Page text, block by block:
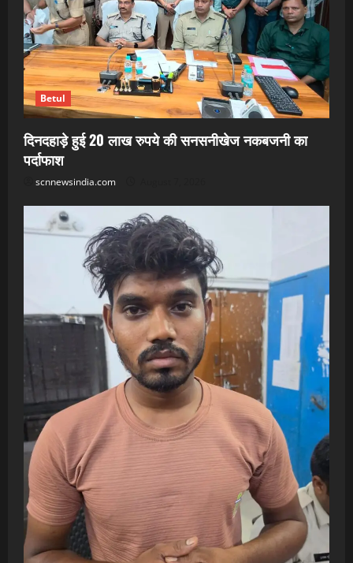
Betul
दिनदहाड़े हुई 20 लाख रुपये की सनसनीखेज नकबजनी का
पर्दाफाश
scnnewsindia.com